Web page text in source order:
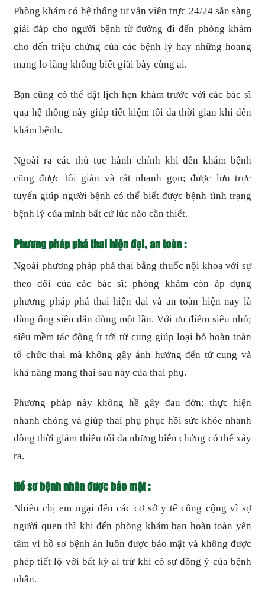
Phòng khám có hệ thống tư vấn viên trực 24/24 sẵn sàng
giải đáp cho người bệnh từ đường đi đến phòng khám
cho đến triệu chứng của các bệnh lý hay những hoang
mang lo lắng không biết giãi bày cùng ai.
Bạn cũng có thể đặt lịch hẹn khám trước với các bác sĩ
qua hệ thống này giúp tiết kiệm tối đa thời gian khi đến
khám bệnh.
Ngoài ra các thủ tục hành chính khi đến khám bệnh
cũng được tối giản và rất nhanh gọn; được lưu trực
tuyến giúp người bệnh có thể biết được bệnh tình trạng
bệnh lý của mình bất cứ lúc nào cần thiết.
Phương pháp phá thai hiện đại, an toàn :
Ngoài phương pháp phá thai bằng thuốc nội khoa với sự
theo dõi của các bác sĩ; phòng khám còn áp dụng
phương pháp phá thai hiện đại và an toàn hiện nay là
dùng ống siêu dẫn dùng một lần. Với ưu điểm siêu nhỏ;
siêu mềm tác động ít tới tử cung giúp loại bỏ hoàn toàn
tổ chức thai mà không gây ảnh hưởng đến tử cung và
khả năng mang thai sau này của thai phụ.
Phương pháp này không hề gây đau đớn; thực hiện
nhanh chóng và giúp thai phụ phục hồi sức khỏe nhanh
đồng thời giảm thiểu tối đa những biến chứng có thể xảy
ra.
Hồ sơ bệnh nhân được bảo mật :
Nhiều chị em ngại đến các cơ sở y tế công cộng vì sợ
người quen thì khi đến phòng khám bạn hoàn toàn yên
tâm vì hồ sơ bệnh án luôn được bảo mật và không được
phép tiết lộ với bất kỳ ai trừ khi có sự đồng ý của bệnh
nhân.